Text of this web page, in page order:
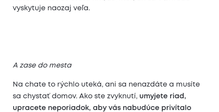
vyskytuje naozaj veľa.
A zase do mesta
Na chate to rýchlo uteká, ani sa nenazdáte a musíte
sa chystať domov. Ako ste zvyknutí, umyjete riad,
upracete neporiadok, aby vás nabudúce privítalo